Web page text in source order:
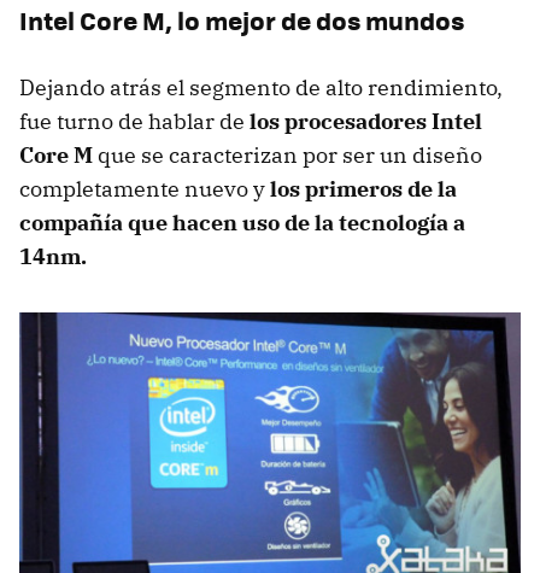
Intel Core M, lo mejor de dos mundos
Dejando atrás el segmento de alto rendimiento,
fue turno de hablar de los procesadores Intel
Core M que se caracterizan por ser un diseño
completamente nuevo ylos primeros de la
compañía que hacen uso de la tecnología a
14nm.